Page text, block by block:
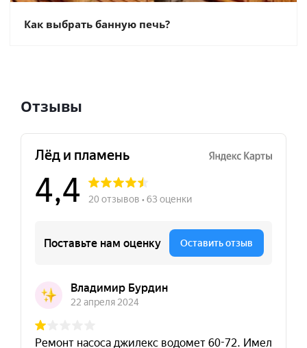
Как выбрать банную печь?
Отзывы